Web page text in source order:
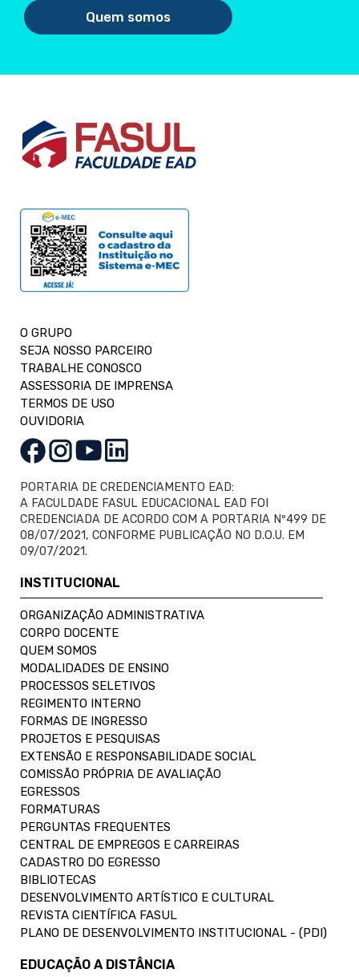
Quem somos
O GRUPO
SEJA NOSSO PARCEIRO
TRABALHE CONOSCO
ASSESSORIA DE IMPRENSA
TERMOS DE USO
OUVIDORIA
PORTARIA DE CREDENCIAMENTO EAD:
A FACULDADE FASUL EDUCACIONAL EAD FOI
CREDENCIADA DE ACORDO COM A PORTARIA Nº499 DE
08/07/2021, CONFORME PUBLICAÇÃO NO D.O.U. EM
09/07/2021.
INSTITUCIONAL
ORGANIZAÇÃO ADMINISTRATIVA
CORPO DOCENTE
QUEM SOMOS
MODALIDADES DE ENSINO
PROCESSOS SELETIVOS
REGIMENTO INTERNO
FORMAS DE INGRESSO
PROJETOS E PESQUISAS
EXTENSÃO E RESPONSABILIDADE SOCIAL
COMISSÃO PRÓPRIA DE AVALIAÇÃO
EGRESSOS
FORMATURAS
PERGUNTAS FREQUENTES
CENTRAL DE EMPREGOS E CARREIRAS
CADASTRO DO EGRESSO
BIBLIOTECAS
DESENVOLVIMENTO ARTÍSTICO E CULTURAL
REVISTA CIENTÍFICA FASUL
PLANO DE DESENVOLVIMENTO INSTITUCIONAL - (PDI)
EDUCAÇÃO A DISTÂNCIA